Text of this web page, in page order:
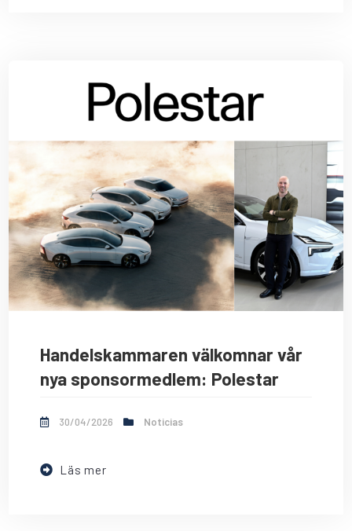
Handelskammaren välkomnar vår
nya sponsormedlem: Polestar
30/04/2026 Noticias
Läs mer